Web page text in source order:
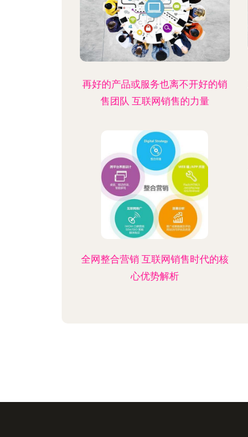
再好的产品或服务也离不开好的销
售团队 互联网销售的力量
全网整合营销 互联网销售时代的核
心优势解析